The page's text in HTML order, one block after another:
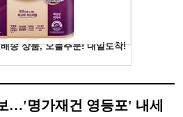
…'명가재건 영등포' 내세